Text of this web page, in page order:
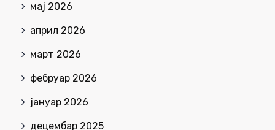
мај 2026
април 2026
март 2026
фебруар 2026
јануар 2026
децембар 2025